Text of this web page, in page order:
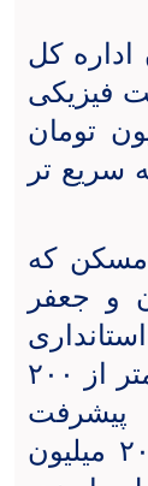
کل
فیزیکی
۸۰ درصد است و کمتر از ۲۰۰ میلیون تومان
سریع تر
مسکن که
و جعفر
زنجان برگزار شد، تصمیماتی برای متقاضیانی که آورده کمتر از ۲۰۰
پیشرفت
فیزیکی پروژه آنها بیش از ۸۰ درصد است و کمتر از ۲۰۰ میلیون